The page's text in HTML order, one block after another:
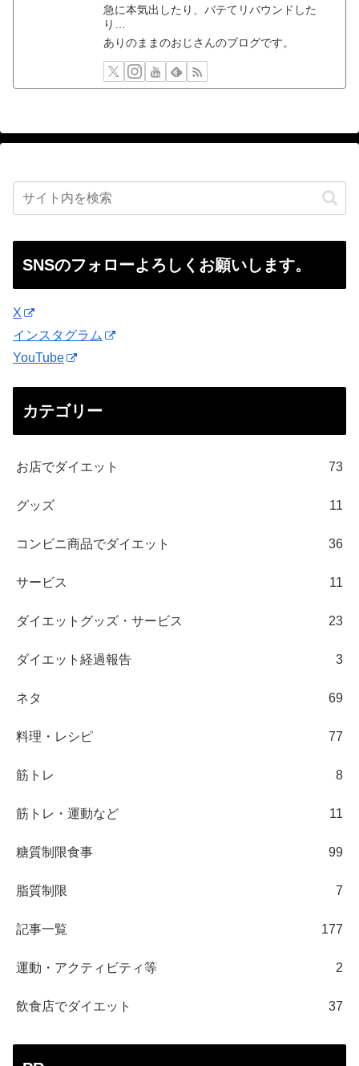
急に本気出したり、バテてリバウンドした
り…
ありのままのおじさんのブログです。
SNSのフォローよろしくお願いします。
X
インスタグラム
YouTube
カテゴリー
お店でダイエット 73
グッズ 11
コンビニ商品でダイエット 36
サービス 11
ダイエットグッズ・サービス 23
ダイエット経過報告 3
ネタ 69
料理・レシピ 77
筋トレ 8
筋トレ・運動など 11
糖質制限食事 99
脂質制限 7
記事一覧 177
運動・アクティビティ等 2
飲食店でダイエット 37